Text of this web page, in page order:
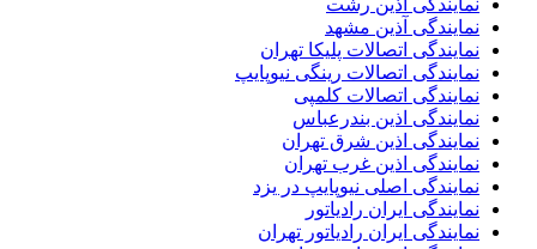
نمایندگی آذین مشهد
نمایندگی اتصالات پلیکا تهران
نمایندگی اتصالات رینگی نیوپایپ
نمایندگی اتصالات کلمپی
نمایندگی اذین بندرعباس
نمایندگی اذین شرق تهران
نمایندگی اذین غرب تهران
نمایندگی اصلی نیوپایپ در یزد
نمایندگی ایران رادیاتور
نمایندگی ایران رادیاتور تهران